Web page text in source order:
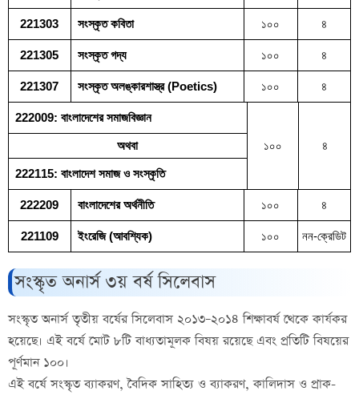
221303 সংস্কৃত কবিতা ১০০ ৪
221305 সংস্কৃত গদ্য ১০০ ৪
221307 সংস্কৃত অলঙ্কারশাস্ত্র (Poetics) ১০০ ৪
222009: বাংলাদেশের সমাজবিজ্ঞান
অথবা
222115: বাংলাদেশ সমাজ ও সংস্কৃতি
১০০ ৪
222209 বাংলাদেশের অর্থনীতি ১০০ ৪
221109 ইংরেজি (আবশ্যিক) ১০০ নন-ক্রেডিট
সংস্কৃত অনার্স ৩য় বর্ষ সিলেবাস
সংস্কৃত অনার্স তৃতীয় বর্ষের সিলেবাস ২০১৩–২০১৪ শিক্ষাবর্ষ থেকে কার্যকর
হয়েছে। এই বর্ষে মোট ৮টি বাধ্যতামূলক বিষয় রয়েছে এবং প্রতিটি বিষয়ের
পূর্ণমান ১০০।
এই বর্ষে সংস্কৃত ব্যাকরণ, বৈদিক সাহিত্য ও ব্যাকরণ, কালিদাস ও প্রাক-